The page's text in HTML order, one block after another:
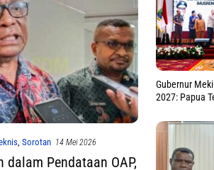
Sorotan 14 Mei 2026
dalam Pendataan OAP,
Gubernur
2027: Papua